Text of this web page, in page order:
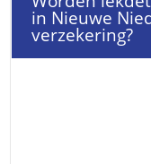
in Nieuwe
verzekering?